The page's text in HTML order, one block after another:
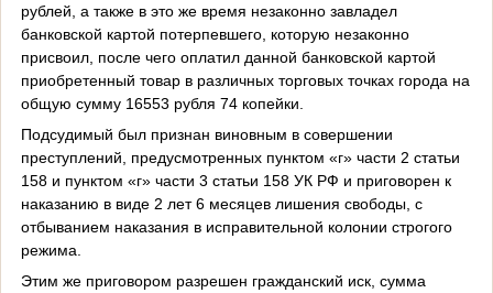
рублей, а также в это же время незаконно завладел
банковской картой потерпевшего, которую незаконно
присвоил, после чего оплатил данной банковской картой
приобретенный товар в различных торговых точках города на
общую сумму 16553 рубля 74 копейки.
Подсудимый был признан виновным в совершении
преступлений, предусмотренных пунктом «г» части 2 статьи
158 и пунктом «г» части 3 статьи 158 УК РФ и приговорен к
наказанию в виде 2 лет 6 месяцев лишения свободы, с
отбыванием наказания в исправительной колонии строгого
режима.
Этим же приговором разрешен гражданский иск, сумма